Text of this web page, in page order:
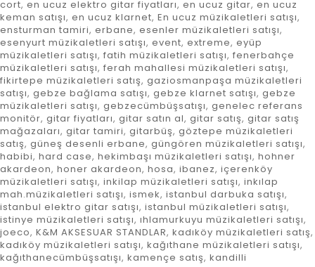
cort, en ucuz elektro gitar fiyatları, en ucuz gitar, en ucuz
keman satışı, en ucuz klarnet, En ucuz müzikaletleri satışı,
ensturman tamiri, erbane, esenler müzikaletleri satışı,
esenyurt müzikaletleri satışı, event, extreme, eyüp
müzikaletleri satışı, fatih müzikaletleri satışı, fenerbahçe
müzikaletleri satışı, ferah mahallesi müzikaletleri satışı,
fikirtepe müzikaletleri satış, gaziosmanpaşa müzikaletleri
satışı, gebze bağlama satışı, gebze klarnet satışı, gebze
müzikaletleri satışı, gebzecümbüşsatışı, genelec referans
monitör, gitar fiyatları, gitar satın al, gitar satış, gitar satış
mağazaları, gitar tamiri, gitarbüş, göztepe müzikaletleri
satış, güneş desenli erbane, güngören müzikaletleri satışı,
habibi, hard case, hekimbaşı müzikaletleri satışı, hohner
akardeon, honer akardeon, hosa, ibanez, içerenköy
müzikaletleri satışı, inkilap müzikaletleri satışı, inkılap
mah.müzikaletleri satışı, ismek, istanbul darbuka satışı,
istanbul elektro gitar satışı, istanbul müzikaletleri satışı,
istinye müzikaletleri satışı, ıhlamurkuyu müzikaletleri satışı,
joeco, K&M AKSESUAR STANDLAR, kadıköy müzikaletleri satış,
kadıköy müzikaletleri satışı, kağıthane müzikaletleri satışı,
kağıthanecümbüşsatışı, kamençe satış, kandilli